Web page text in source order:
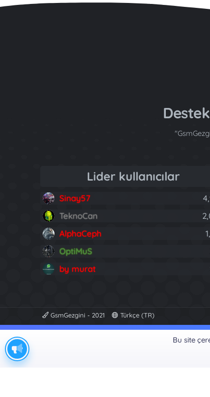
Lider kullanıcılar
Sinay57
TeknoCan
AlphaCeph
OptiMuS
by murat
GsmGezgini - 2021 Türkçe (TR)
Bu site